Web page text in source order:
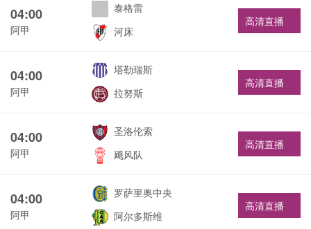
04:00
阿甲
泰格雷
河床
高清直播
04:00
阿甲
塔勒瑞斯
拉努斯
高清直播
04:00
阿甲
圣洛伦索
飓风队
高清直播
04:00
阿甲
罗萨里奥中央
阿尔多斯维
高清直播